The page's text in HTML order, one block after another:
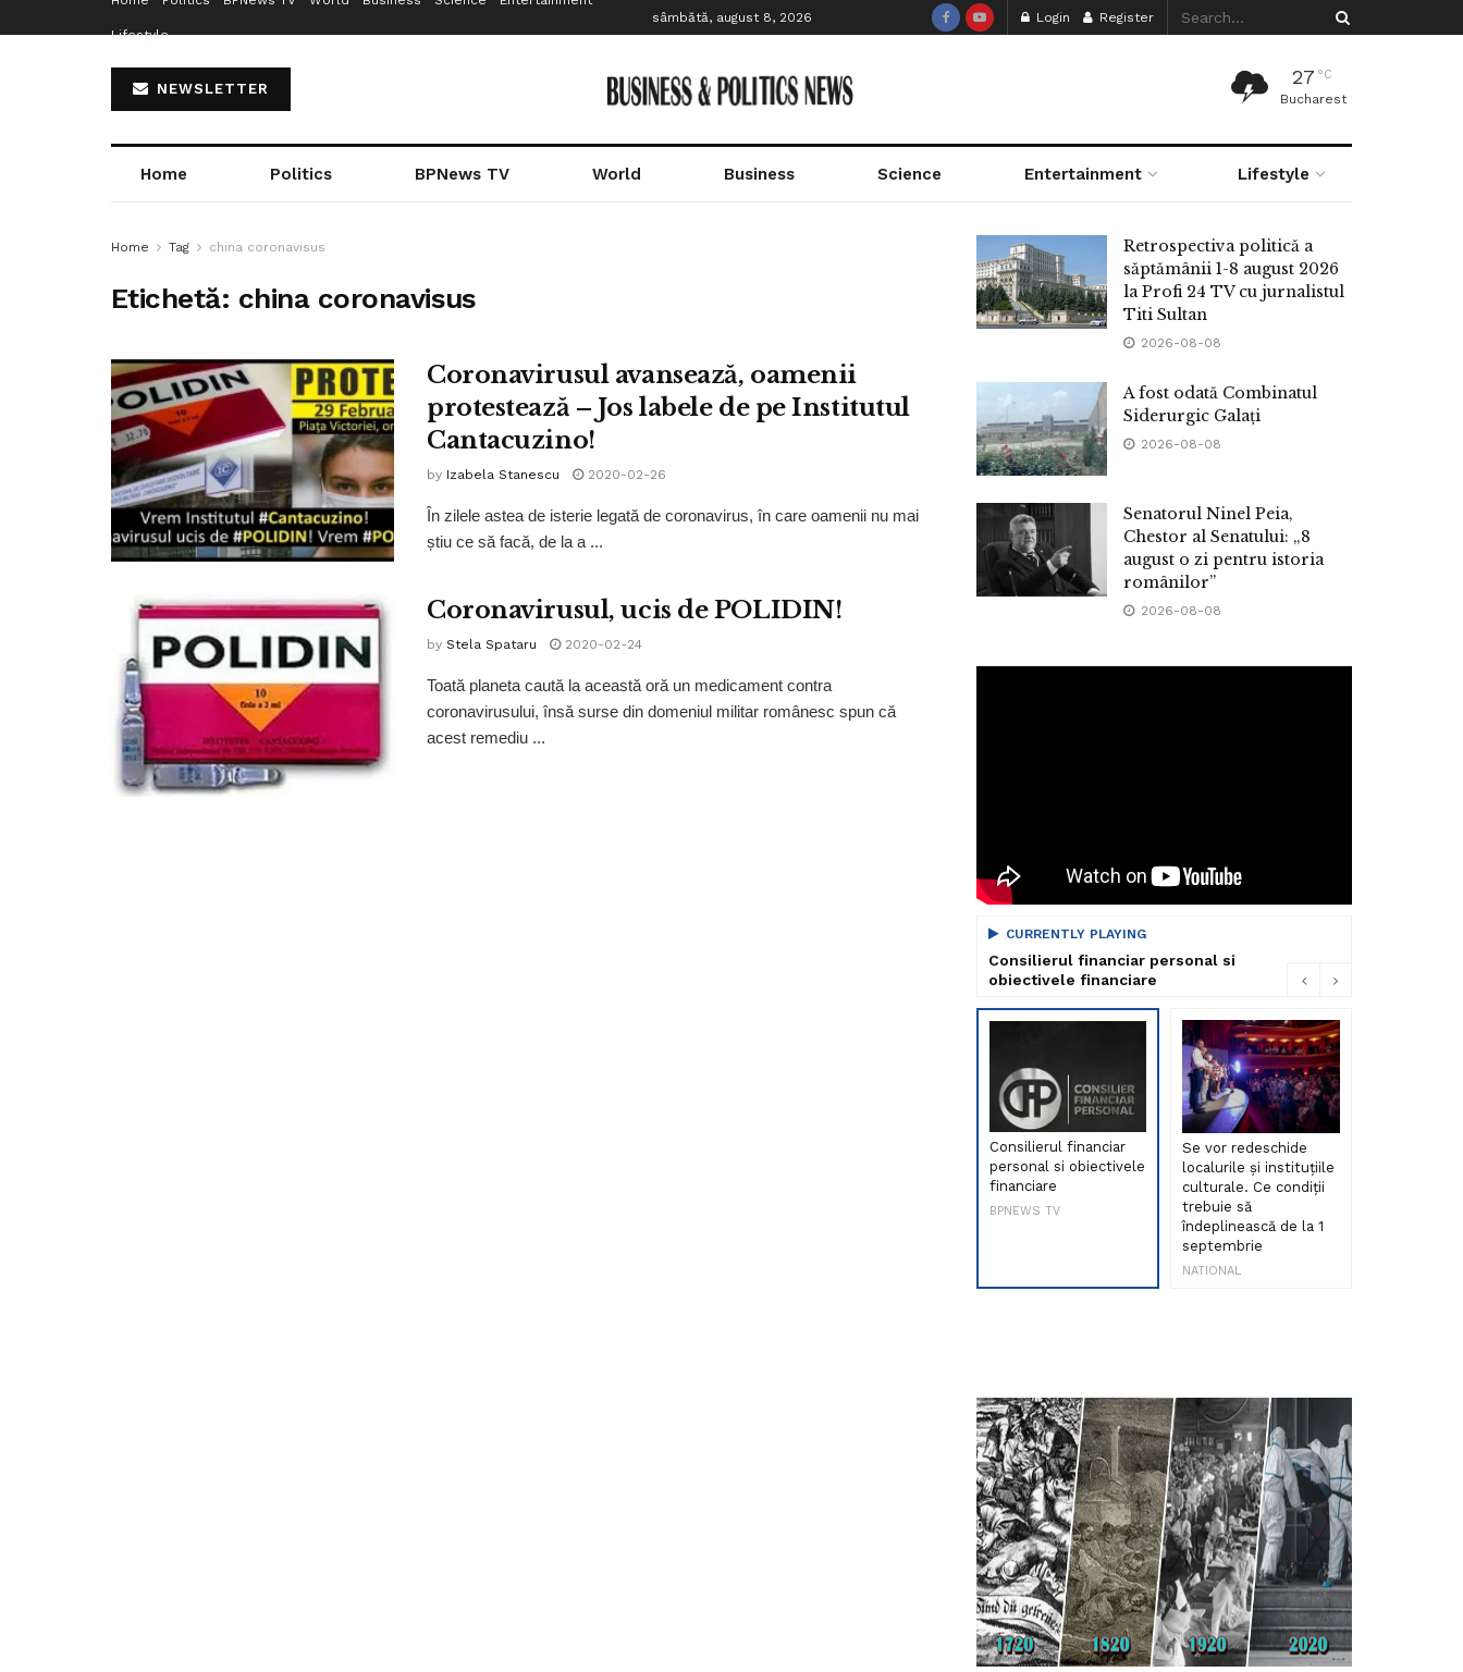
Lifestyle
sâmbătă, august 8, 2026 Login Register
NEWSLETTER
27 °C
Bucharest
Home Politics BPNews TV World Business Science Entertainment Lifestyle
Home Tag china coronavisus
Etichetă: china coronavisus
Coronavirusul avansează, oamenii
protestează – Jos labele de pe Institutul
Cantacuzino!
by Izabela Stanescu 2020-02-26
În zilele astea de isterie legată de coronavirus, în care oamenii nu mai
știu ce să facă, de la a ...
Coronavirusul, ucis de POLIDIN!
by Stela Spataru 2020-02-24
Toată planeta caută la această oră un medicament contra
coronavirusului, însă surse din domeniul militar românesc spun că
acest remediu ...
Retrospectiva politică a
săptămânii 1-8 august 2026
la Profi 24 TV cu jurnalistul
Titi Sultan
2026-08-08
A fost odată Combinatul
Siderurgic Galați
2026-08-08
Senatorul Ninel Peia,
Chestor al Senatului: „8
august o zi pentru istoria
românilor”
2026-08-08
CURRENTLY PLAYING
Consilierul financiar personal si
obiectivele financiare
Consilierul financiar
personal si obiectivele
financiare
BPNEWS TV
Se vor redeschide
localurile și instituțiile
culturale. Ce condiții
trebuie să
îndeplinească de la 1
septembrie
NATIONAL